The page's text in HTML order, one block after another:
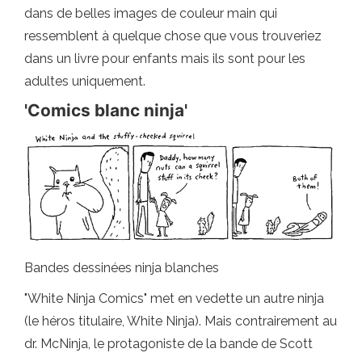
dans de belles images de couleur main qui
ressemblent à quelque chose que vous trouveriez
dans un livre pour enfants mais ils sont pour les
adultes uniquement.
'Comics blanc ninja'
Bandes dessinées ninja blanches
"White Ninja Comics" met en vedette un autre ninja
(le héros titulaire, White Ninja). Mais contrairement au
dr. McNinja, le protagoniste de la bande de Scott